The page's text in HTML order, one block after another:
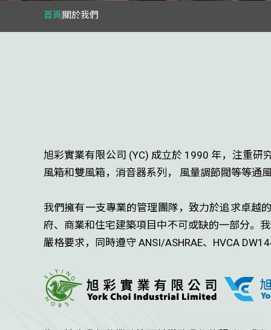
首頁 關於我們
旭彩實業有限公司 (YC) 成立於 1990 年，注重研
風箱和雙風箱，消音器系列， 風量調節閥等等通
我們擁有一支專業的管理團隊，致力於追求卓越
府、商業和住宅建築項目中不可或缺的一部分。
嚴格要求，同時遵守 ANSI/ASHRAE、HVCA